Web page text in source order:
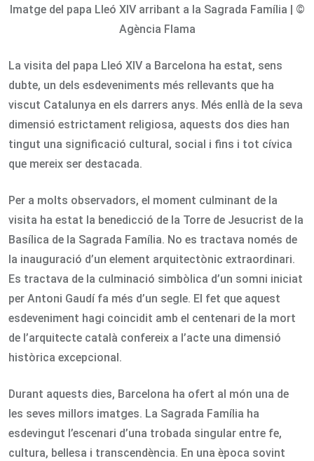
Imatge del papa Lleó XIV arribant a la Sagrada Família | ©
Agència Flama
La visita del papa Lleó XIV a Barcelona ha estat, sens
dubte, un dels esdeveniments més rellevants que ha
viscut Catalunya en els darrers anys. Més enllà de la seva
dimensió estrictament religiosa, aquests dos dies han
tingut una significació cultural, social i fins i tot cívica
que mereix ser destacada.
Per a molts observadors, el moment culminant de la
visita ha estat la benedicció de la Torre de Jesucrist de la
Basílica de la Sagrada Família. No es tractava només de
la inauguració d’un element arquitectònic extraordinari.
Es tractava de la culminació simbòlica d’un somni iniciat
per Antoni Gaudí fa més d’un segle. El fet que aquest
esdeveniment hagi coincidit amb el centenari de la mort
de l’arquitecte català confereix a l’acte una dimensió
històrica excepcional.
Durant aquests dies, Barcelona ha ofert al món una de
les seves millors imatges. La Sagrada Família ha
esdevingut l’escenari d’una trobada singular entre fe,
cultura, bellesa i transcendència. En una època sovint